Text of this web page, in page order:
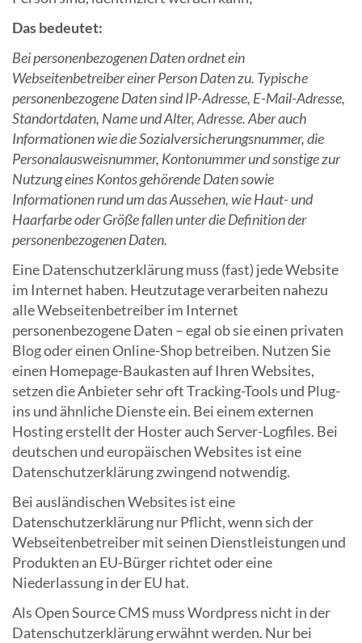
Das bedeutet:
Bei personenbezogenen Daten ordnet ein
Webseitenbetreiber einer Person Daten zu. Typische
personenbezogene Daten sind IP-Adresse, E-Mail-Adresse,
Standortdaten, Name und Alter, Adresse. Aber auch
Informationen wie die Sozialversicherungsnummer, die
Personalausweisnummer, Kontonummer und sonstige zur
Nutzung eines Kontos gehörende Daten sowie
Informationen rund um das Aussehen, wie Haut- und
Haarfarbe oder Größe fallen unter die Definition der
personenbezogenen Daten.
Eine Datenschutzerklärung muss (fast) jede Website
im Internet haben. Heutzutage verarbeiten nahezu
alle Webseitenbetreiber im Internet
personenbezogene Daten – egal ob sie einen privaten
Blog oder einen Online-Shop betreiben. Nutzen Sie
einen Homepage-Baukasten auf Ihren Websites,
setzen die Anbieter sehr oft Tracking-Tools und Plug-
ins und ähnliche Dienste ein. Bei einem externen
Hosting erstellt der Hoster auch Server-Logfiles. Bei
deutschen und europäischen Websites ist eine
Datenschutzerklärung zwingend notwendig.
Bei ausländischen Websites ist eine
Datenschutzerklärung nur Pflicht, wenn sich der
Webseitenbetreiber mit seinen Dienstleistungen und
Produkten an EU-Bürger richtet oder eine
Niederlassung in der EU hat.
Als Open Source CMS muss Wordpress nicht in der
Datenschutzerklärung erwähnt werden. Nur bei